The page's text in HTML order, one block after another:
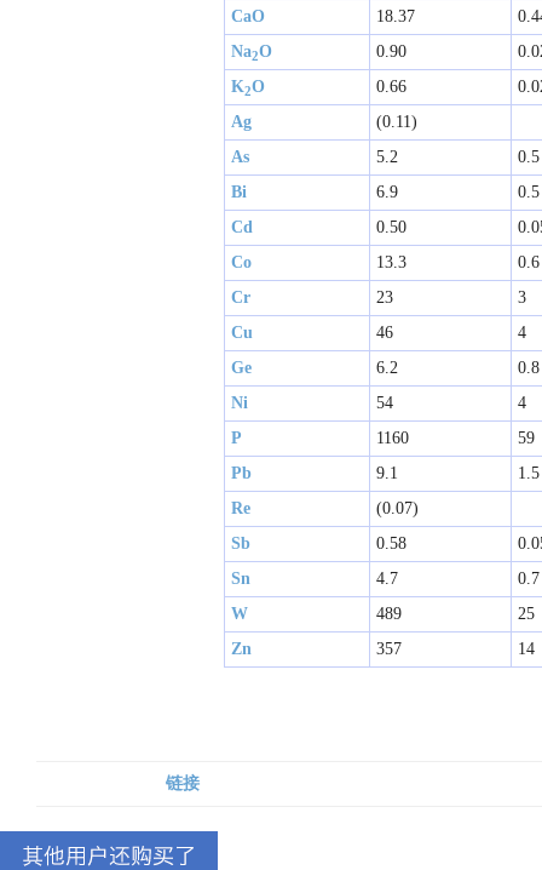
CaO
18.37
Na2O 0.90
K2O 0.66
Ag
(0.11)
As
5.2
0.5
Bi
6.9
0.5
Cd
0.50
Co
13.3
0.6
Cr
23
3
Cu
46
4
Ge
6.2
0.8
Ni
54
4
P
1160
59
Pb
9.1
1.5
Re
(0.07)
Sb
0.58
Sn
4.7
0.7
W
489
25
Zn
357 14
链接